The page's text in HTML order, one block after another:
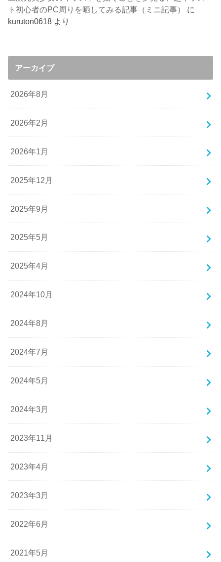
ト初心者のPC周りを晒してみる記事（ミニ記事）
に
kuruton0618 より
アーカイブ
2026年8月
2026年2月
2026年1月
2025年12月
2025年9月
2025年5月
2025年4月
2024年10月
2024年8月
2024年7月
2024年5月
2024年3月
2023年11月
2023年4月
2023年3月
2022年6月
2021年5月